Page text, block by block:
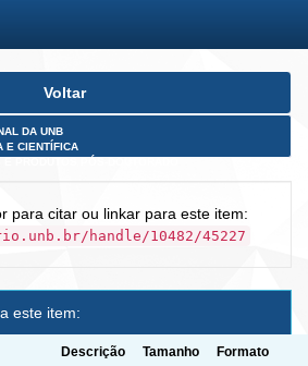
Voltar
DA UNB
E CIENTÍFICA
para citar ou linkar para este item:
handle/10482/45227
este item:
Descrição Tamanho Formato